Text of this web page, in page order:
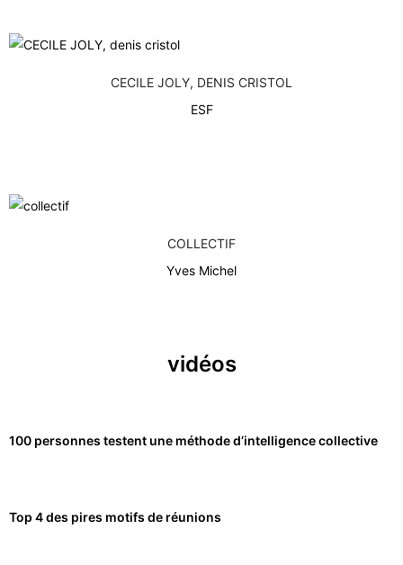
CECILE JOLY, DENIS CRISTOL
ESF
COLLECTIF
Yves Michel
vidéos
100 personnes testent une méthode d’intelligence collective
Top 4 des pires motifs de réunions